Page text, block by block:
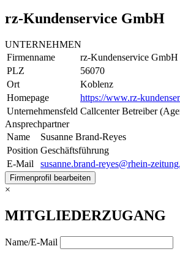
rz-Kundenservice GmbH
UNTERNEHMEN
Firmenname
rz-Kundenservice GmbH
PLZ
56070
Ort
Koblenz
Homepage
https://www.rz-
Unternehmensfeld Callcenter Betreiber
Ansprechpartner
Name
Susanne Brand-Reyes
Position Geschäftsführung
E-Mail
susanne.brand-reyes@rhein-
Firmenprofil bearbeiten
×
MITGLIEDERZUGANG
Name/E-Mail